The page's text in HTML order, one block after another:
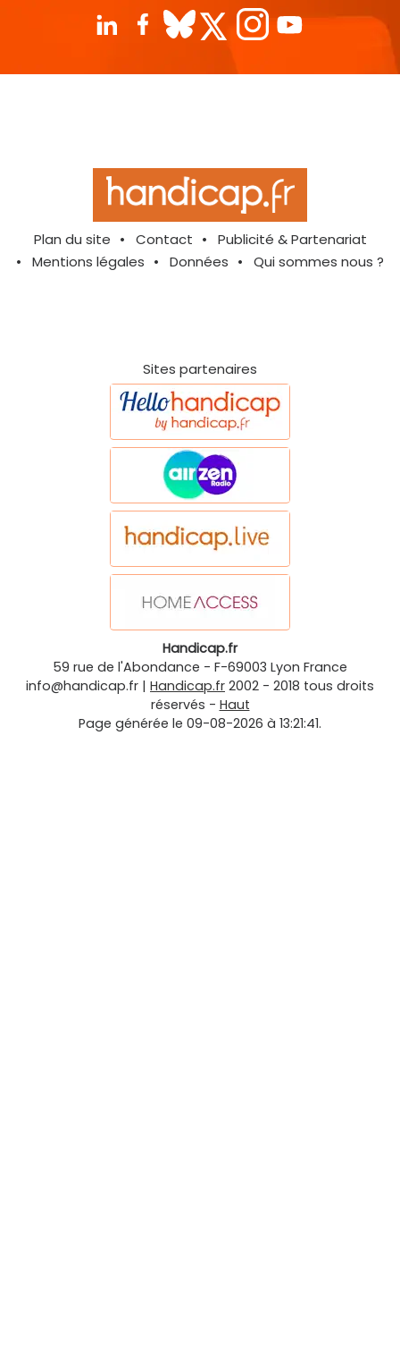
Plan du site Contact
Publicité & Partenariat
Mentions légales
Données Qui sommes nous ?
Sites partenaires
Handicap.fr
59 rue de l'Abondance - F-69003 Lyon France
info@handicap.fr | Handicap.fr 2002 - 2018 tous droits
réservés - Haut
Page générée le 09-08-2026 à 13:21:41.